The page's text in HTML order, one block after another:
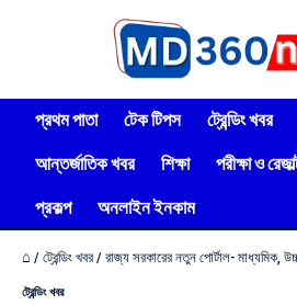
প্রথম পাতা টেক টিপস ট্রেন্ডিং খবর
আন্তর্জাতিক খবর
শিক্ষা পরীক্ষা ও
প্রকল্প
অনলাইন ইনকাম
⌂ / ট্রেন্ডিং খবর / রাজ্য সরকারের নতুন পোর্টাল- মাধ্যমিক, উচ্চ মাধ্যমিক, জন্ম
ট্রেন্ডিং খবর